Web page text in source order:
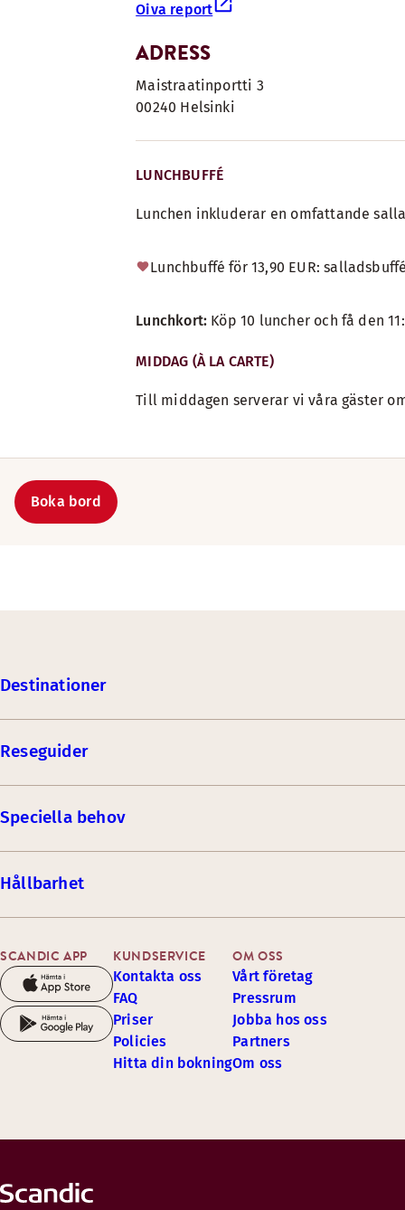
Oiva report
ADRESS
Maistraatinportti 3
00240 Helsinki
LUNCHBUFFÉ
Lunchen inkluderar en omfattande
Lunchbuffé för 13,90 EUR:
Lunchkort: Köp 10 luncher och få den
MIDDAG (À LA CARTE)
Till middagen serverar vi våra gäster
Boka bord
Destinationer
Reseguider
Speciella behov
Hållbarhet
SCANDIC APP KUNDSERVICE
Kontakta oss
FAQ
Priser
Policies
Hitta din bokning
OM OSS
Vårt företag
Pressrum
Jobba hos oss
Partners
Om oss